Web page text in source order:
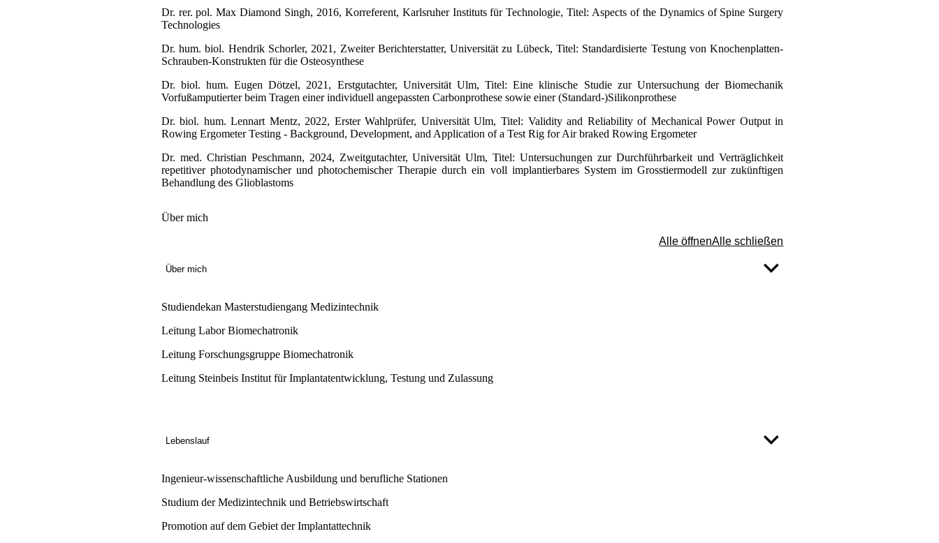
Dr. rer. pol. Max Diamond Singh, 2016, Korreferent, Karlsruher Instituts für Technologie, Titel: Aspects of the Dynamics of Spine Surgery
Technologies
Dr. hum. biol. Hendrik Schorler, 2021, Zweiter Berichterstatter, Universität zu Lübeck, Titel: Standardisierte Testung von Knochenplatten-
Schrauben-Konstrukten für die Osteosynthese
Dr. biol. hum. Eugen Dötzel, 2021, Erstgutachter, Universität Ulm, Titel: Eine klinische Studie zur Untersuchung der Biomechanik
Vorfußamputierter beim Tragen einer individuell angepassten Carbonprothese sowie einer (Standard-)Silikonprothese
Dr. biol. hum. Lennart Mentz, 2022, Erster Wahlprüfer, Universität Ulm, Titel: Validity and Reliability of Mechanical Power Output in
Rowing Ergometer Testing - Background, Development, and Application of a Test Rig for Air braked Rowing Ergometer
Dr. med. Christian Peschmann, 2024, Zweitgutachter, Universität Ulm, Titel: Untersuchungen zur Durchführbarkeit und Verträglichkeit
repetitiver photodynamischer und photochemischer Therapie durch ein voll implantierbares System im Grosstiermodell zur zukünftigen
Behandlung des Glioblastoms
Über mich
Alle öffnenAlle schließen
Über mich
Studiendekan Masterstudiengang Medizintechnik
Leitung Labor Biomechatronik
Leitung Forschungsgruppe Biomechatronik
Leitung Steinbeis Institut für Implantatentwicklung, Testung und Zulassung
Lebenslauf
Ingenieur-wissenschaftliche Ausbildung und berufliche Stationen
Studium der Medizintechnik und Betriebswirtschaft
Promotion auf dem Gebiet der Implantattechnik